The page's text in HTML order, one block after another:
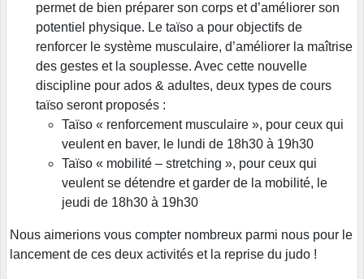
permet de bien préparer son corps et d’améliorer son
potentiel physique. Le taïso a pour objectifs de
renforcer le système musculaire, d’améliorer la maîtrise
des gestes et la souplesse. Avec cette nouvelle
discipline pour ados & adultes, deux types de cours
taïso seront proposés :
Taïso « renforcement musculaire », pour ceux qui
veulent en baver, le lundi de 18h30 à 19h30
Taïso « mobilité – stretching », pour ceux qui
veulent se détendre et garder de la mobilité, le
jeudi de 18h30 à 19h30
Nous aimerions vous compter nombreux parmi nous pour le
lancement de ces deux activités et la reprise du judo !